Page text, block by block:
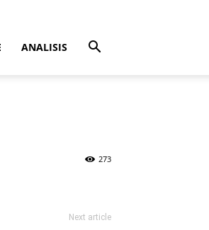
ANALISIS
273
Next article